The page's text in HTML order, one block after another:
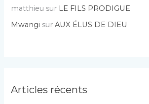
matthieu sur LE FILS PRODIGUE
Mwangi surAUX ÉLUS DE DIEU
Articles récents